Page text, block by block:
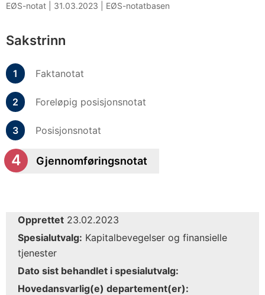
EØS-notat | 31.03.2023 EØS-notatbasen
Sakstrinn
Faktanotat
Foreløpig posisjonsnotat
Posisjonsnotat
Gjennomføringsnotat
Opprettet 23.02.2023
Spesialutvalg: Kapitalbevegelser og finansielle
tjenester
Dato sist behandlet i spesialutvalg:
Hovedansvarlig(e) departement(er):